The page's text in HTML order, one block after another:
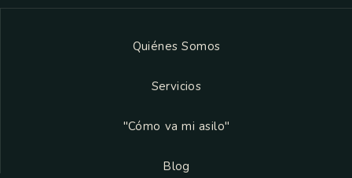
Quiénes Somos
Servicios
"Cómo va mi asilo"
Blog